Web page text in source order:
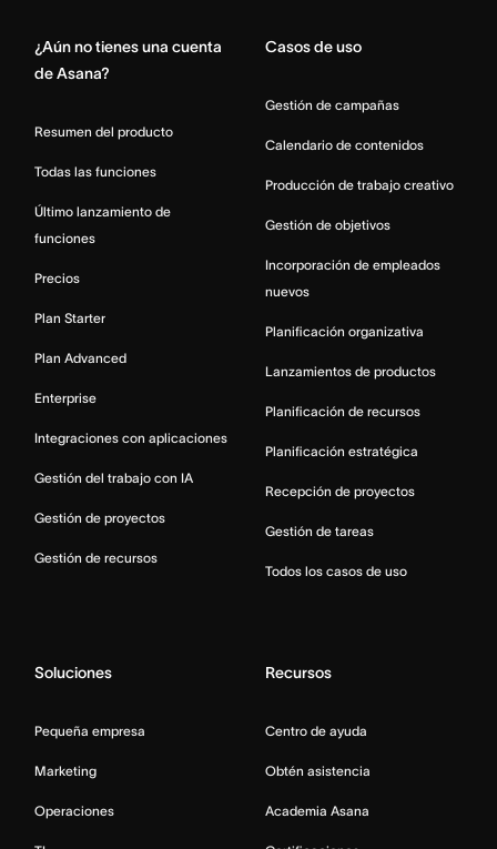
¿Aún no tienes una cuenta
de Asana?
Resumen del producto
Todas las funciones
Último lanzamiento de
funciones
Precios
Plan Starter
Plan Advanced
Enterprise
Integraciones con aplicaciones
Gestión del trabajo con IA
Gestión de proyectos
Gestión de recursos
Casos de uso
Gestión de campañas
Calendario de contenidos
Producción de trabajo creativo
Gestión de objetivos
Incorporación de empleados
nuevos
Planificación organizativa
Lanzamientos de productos
Planificación de recursos
Planificación estratégica
Recepción de proyectos
Gestión de tareas
Todos los casos de uso
Soluciones
Pequeña empresa
Marketing
Operaciones
Recursos
Centro de ayuda
Obtén asistencia
Academia Asana